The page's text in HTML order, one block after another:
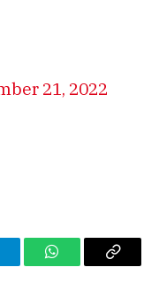
21, 2022
WhatsAppCopy